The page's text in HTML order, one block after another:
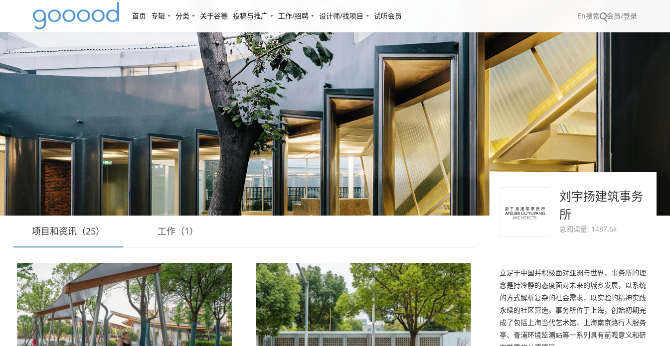
首页 专辑 分类 关于谷德 投稿与推广 工作/招聘 设计师/找项目 试听会员 En搜索 会员/登录
项目和资讯（25） 工作（1）
刘宇扬建筑事务
所
总阅读量: 1487.6k
立足于中国并积极面对亚洲与世界，事务所的理
念是持冷静的态度面对未来的城乡发展，以系统
的方式解析复杂的社会需求，以实验的精神实践
永续的社区营造。事务所位于上海，创始初期完
成了包括上海当代艺术馆、上海南京路行人服务
亭、青浦环境监测站等一系列具有前瞻意义和研